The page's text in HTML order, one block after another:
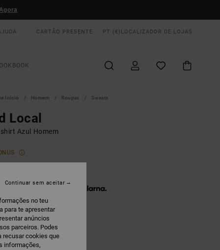
CARTÃO PRESENTE PT (€) LOCALIZADOR DE LOJAS
Início Homem Roupas Sweats
Local
Azul Homem
no teu
para te apresentar
anúncios
parceiros. Podes
recusar cookies que
informações,
Continuar sem aceitar